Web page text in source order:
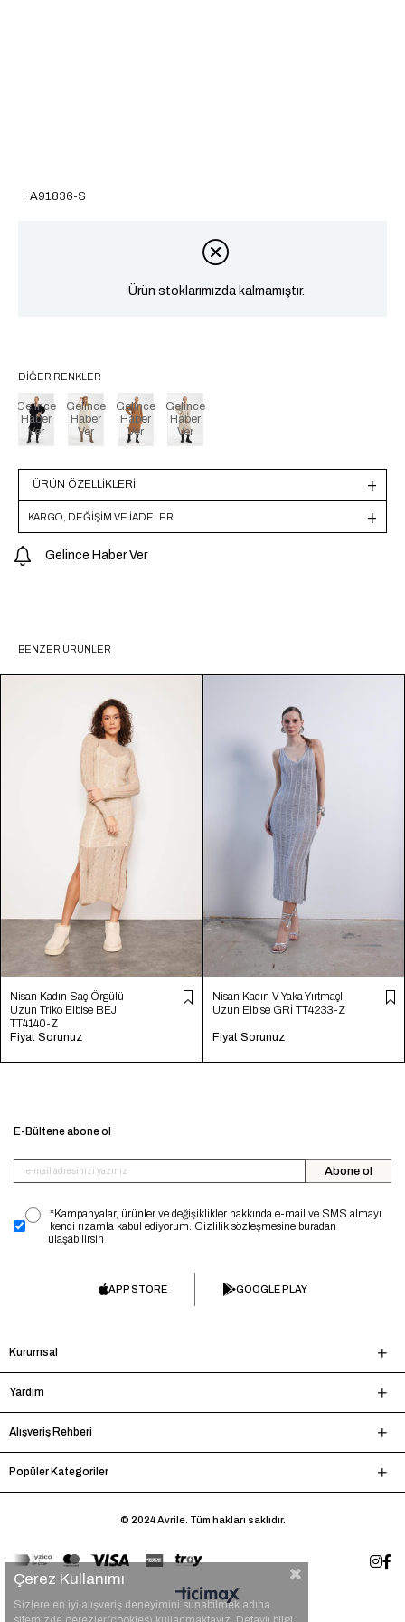
A91836-S
Ürün stoklarımızda kalmamıştır.
DIĞER RENKLER
Gelince
Haber
Ver
Gelince
Haber
Ver
Gelince
Haber
Ver
Gelince
Haber
Ver
ÜRÜN ÖZELLIKLERI
KARGO, DEĞİŞİM VE İADELER
Gelince Haber Ver
BENZER ÜRÜNLER
Nisan Kadın Saç Örgülü
Uzun Triko Elbise BEJ
TT4140-Z
Fiyat Sorunuz
Nisan Kadın V Yaka Yırtmaçlı
Uzun Elbise GRİ TT4233-Z
Fiyat Sorunuz
E-Bültene abone ol
Abone ol
*Kampanyalar, ürünler ve değişiklikler hakkında e-mail ve SMS almayı
kendi rızamla kabul ediyorum. Gizlilik sözleşmesine buradan
ulaşabilirsin
APP STORE GOOGLE PLAY
Kurumsal
Yardım
Alışveriş Rehberi
Popüler Kategoriler
© 2024 Avrile. Tüm hakları saklıdır.
Çerez Kullanımı
Sizlere en iyi alışveriş deneyimini sunabilmek adına